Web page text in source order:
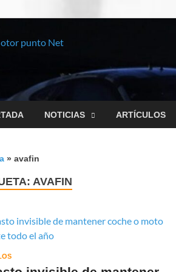
El Motor
NOTICIAS ARTÍCULOS
» avafin
AVAFIN